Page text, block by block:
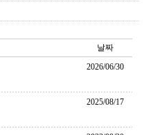
날짜
2026/06/30
2025/08/17